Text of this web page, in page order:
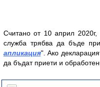
Считано от 10 април 2020г,
служба трябва да бъде
апликация". Ако
да бъдат приети и